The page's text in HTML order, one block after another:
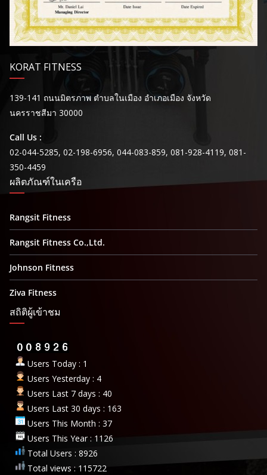
KORAT FITNESS
139-141 ถนนมิตรภาพ ตำบลในเมือง อำเภอเมือง จังหวัด
นครราชสีมา 30000
Call Us :
02-044-5285, 02-198-6956, 044-083-859, 081-928-4119, 081-
350-4459
ผลิตภัณฑ์ในเครือ
Rangsit Fitness
Rangsit Fitness Co.,Ltd.
Johnson Fitness
Ziva Fitness
สถิติผู้เข้าชม
Users Today : 1
Users Yesterday : 4
Users Last 7 days : 40
Users Last 30 days : 163
Users This Month : 37
Users This Year : 1126
Total Users : 8926
Total views : 115722